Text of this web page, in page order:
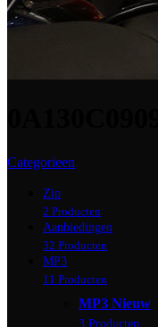
Categorieen
Zip
2 Producten
Aanbiedingen
32 Producten
MP3
11 Producten
MP3 Nieuw
3 Producten